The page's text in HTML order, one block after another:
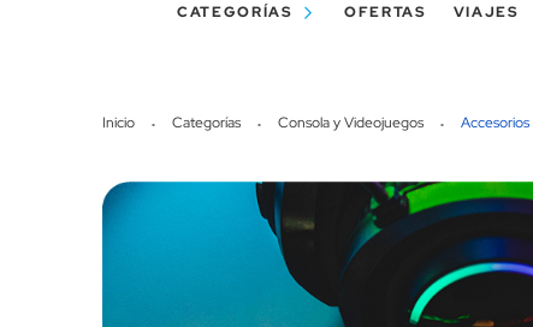
CATEGORÍAS OFERTAS VIAJES
Inicio Categorías Consola y Videojuegos